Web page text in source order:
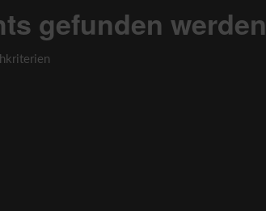
gefunden werden